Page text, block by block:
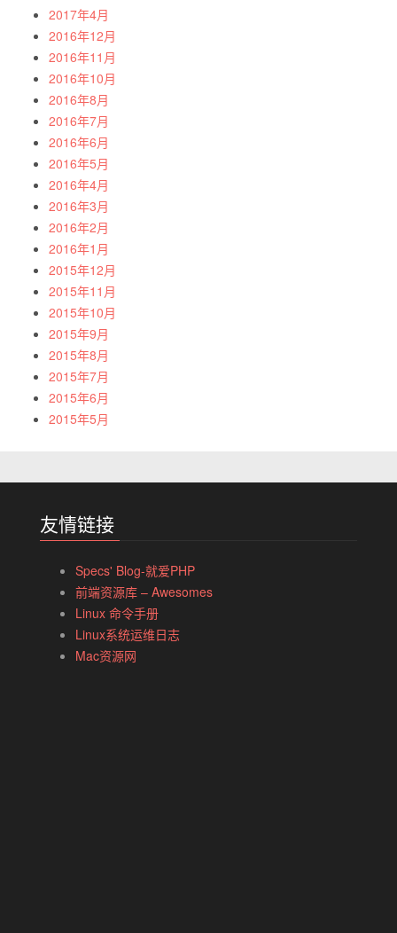
2017年4月
2016年12月
2016年11月
2016年10月
2016年8月
2016年7月
2016年6月
2016年5月
2016年4月
2016年3月
2016年2月
2016年1月
2015年12月
2015年11月
2015年10月
2015年9月
2015年8月
2015年7月
2015年6月
2015年5月
友情链接
Specs' Blog-就爱PHP
前端资源库 – Awesomes
Linux 命令手册
Linux系统运维日志
Mac资源网